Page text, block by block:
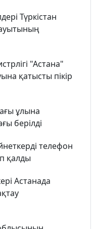
Түркістан
"Астана"
қатысты пікір
ұлына
берілді
телефон
қалды
Астанада